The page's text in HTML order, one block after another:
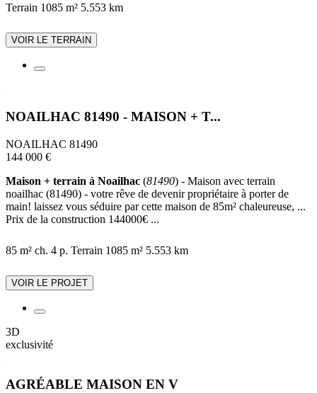
Terrain 1085 m² 5.553 km
VOIR LE TERRAIN
NOAILHAC 81490 - MAISON + T...
NOAILHAC 81490
144 000 €
Maison + terrain à Noailhac (81490) - Maison avec terrain
noailhac (81490) - votre rêve de devenir propriétaire à porter de
main! laissez vous séduire par cette maison de 85m² chaleureuse, ...
Prix de la construction 144000€ ...
85 m² ch. 4 p. Terrain 1085 m² 5.553 km
VOIR LE PROJET
3D
exclusivité
AGRÉABLE MAISON EN V